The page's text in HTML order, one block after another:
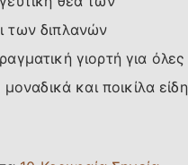
των διπλανών
γιορτή για όλες
και ποικίλα είδη